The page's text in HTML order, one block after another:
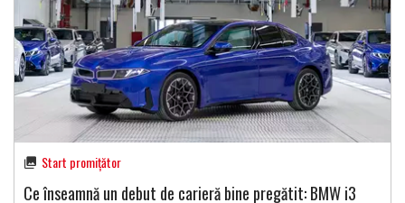
Start promițător
Ce înseamnă un debut de carieră bine pregătit: BMW i3